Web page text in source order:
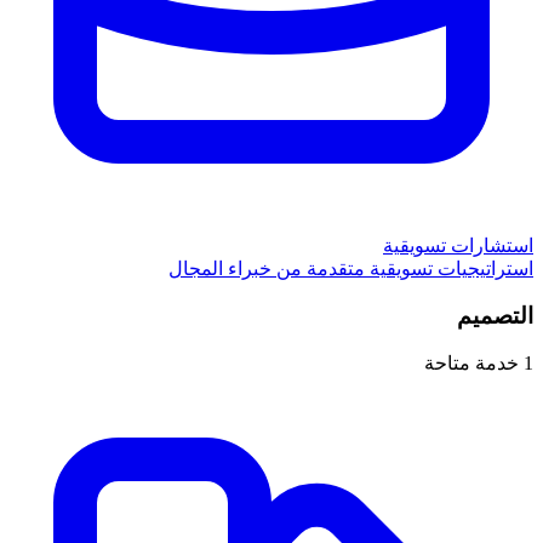
استشارات تسويقية
استراتيجيات تسويقية متقدمة من خبراء المجال
التصميم
1 خدمة متاحة